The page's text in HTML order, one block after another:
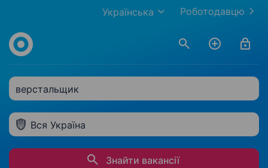
Роботодавцю
Українська
верстальщик
Вся Україна
Знайти вакансії